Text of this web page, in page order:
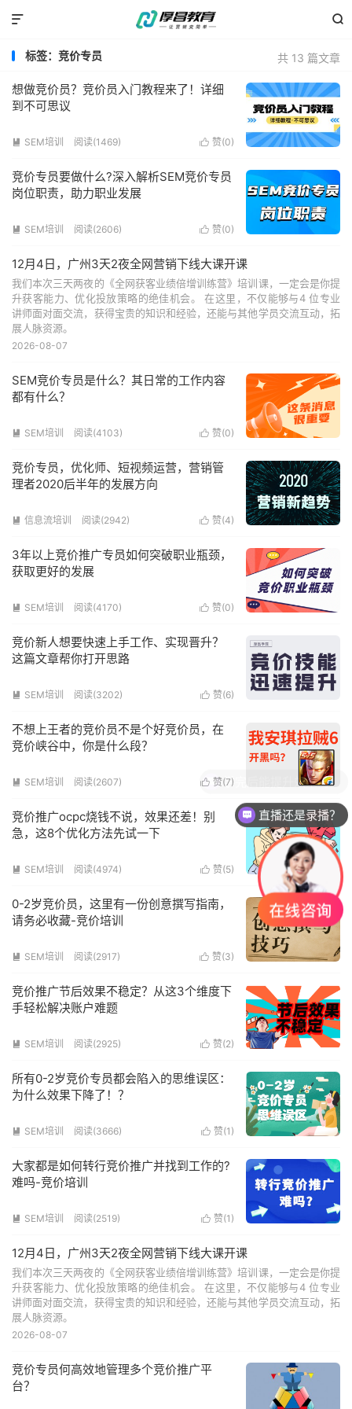


共 13 篇文章
标签：竞价专员
想做竞价员？竞价员入门教程来了！详细
到不可思议
 赞(0)
 SEM培训 阅读(1469)
竞价专员要做什么?深入解析SEM竞价专员
岗位职责，助力职业发展
 赞(0)
 SEM培训 阅读(2606)
12月4日，广州3天2夜全网营销下线大课开课
我们本次三天两夜的《全网获客业绩倍增训练营》培训课，一定会是你提
升获客能力、优化投放策略的绝佳机会。 在这里，不仅能够与4 位专业
讲师面对面交流，获得宝贵的知识和经验，还能与其他学员交流互动，拓
展人脉资源。
2026-08-07
SEM竞价专员是什么？其日常的工作内容
都有什么？
 赞(0)
 SEM培训 阅读(4103)
竞价专员，优化师、短视频运营，营销管
理者2020后半年的发展方向
 赞(4)
 信息流培训 阅读(2942)
3年以上竞价推广专员如何突破职业瓶颈，
获取更好的发展
 赞(0)
 SEM培训 阅读(4170)
竞价新人想要快速上手工作、实现晋升？
这篇文章帮你打开思路
 赞(6)
 SEM培训 阅读(3202)
不想上王者的竞价员不是个好竞价员，在
竞价峡谷中，你是什么段？
 赞(7)
 SEM培训 阅读(2607)
竞价推广ocpc烧钱不说，效果还差！别
急，这8个优化方法先试一下
 赞(5)
 SEM培训 阅读(4974)
0-2岁竞价员，这里有一份创意撰写指南，
请务必收藏-竞价培训
 赞(3)
 SEM培训 阅读(2917)
竞价推广节后效果不稳定？从这3个维度下
手轻松解决账户难题
 赞(2)
 SEM培训 阅读(2925)
所有0-2岁竞价专员都会陷入的思维误区：
为什么效果下降了！？
 赞(1 )
 SEM培训 阅读(3666)
大家都是如何转行竞价推广并找到工作的?
难吗-竞价培训
 赞(1 )
 SEM培训 阅读(2519)
12月4日，广州3天2夜全网营销下线大课开课
我们本次三天两夜的《全网获客业绩倍增训练营》培训课，一定会是你提
升获客能力、优化投放策略的绝佳机会。 在这里，不仅能够与4 位专业
讲师面对面交流，获得宝贵的知识和经验，还能与其他学员交流互动，拓
展人脉资源。
2026-08-07
竞价专员何高效地管理多个竞价推广平
台？
直播还是录播？
学完后能提升效果吗？